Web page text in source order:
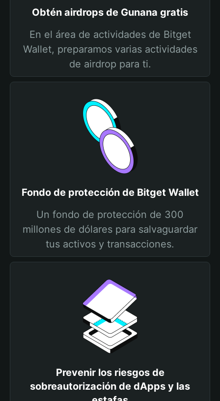
Obtén airdrops de Gunana gratis
En el área de actividades de Bitget
Wallet, preparamos varias actividades
de airdrop para ti.
Fondo de protección de Bitget Wallet
Un fondo de protección de 300
millones de dólares para salvaguardar
tus activos y transacciones.
Prevenir los riesgos de
sobreautorización de dApps y las